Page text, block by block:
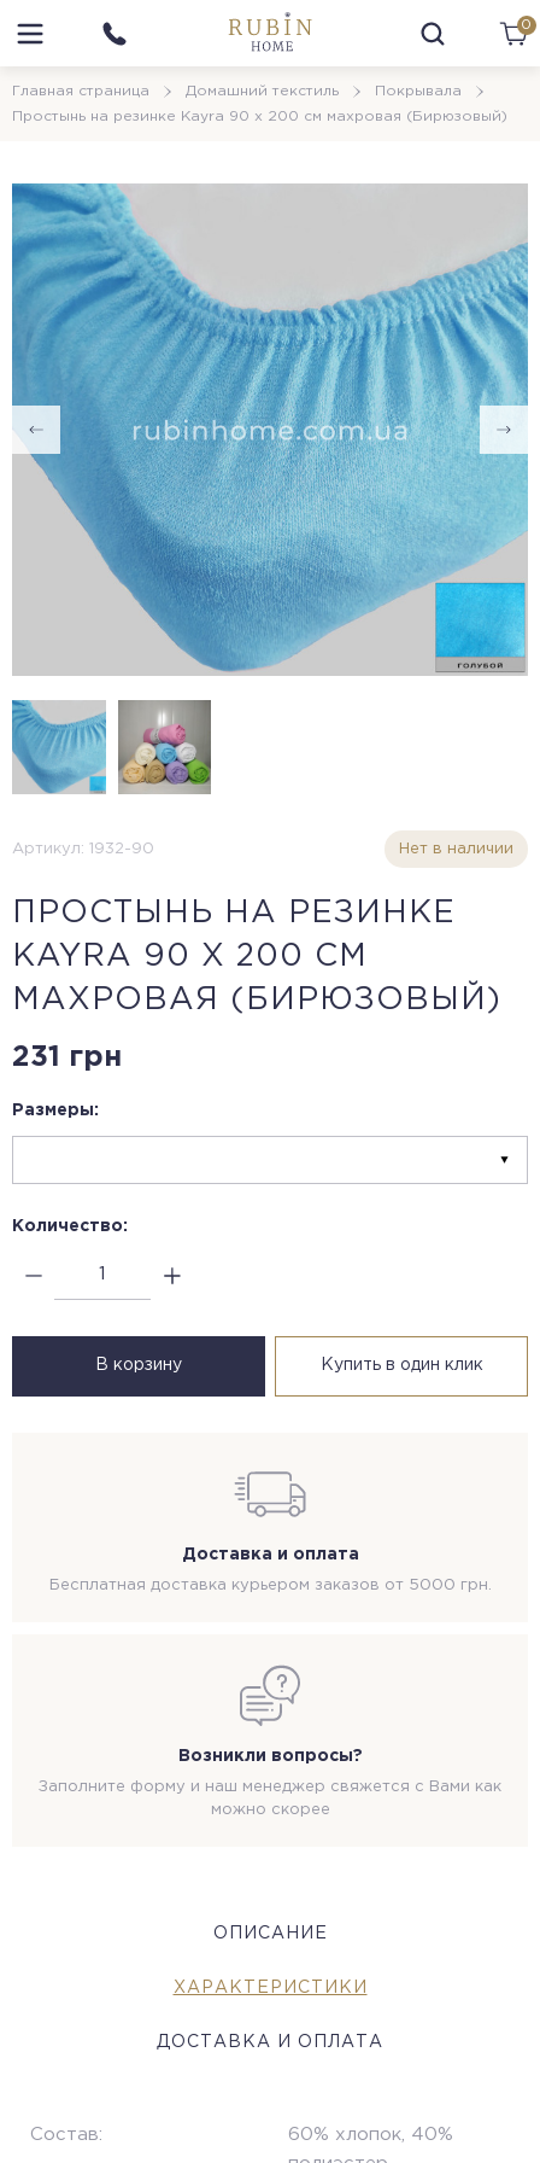
0
Главная страница Домашний текстиль
Покрывала
Простынь на резинке Kayra 90 x 200 см махровая (Бирюзовый)
Артикул: 1932-90 Нет в наличии
ПРОСТЫНЬ НА РЕЗИНКЕ
KAYRA 90 X 200 СМ
МАХРОВАЯ (БИРЮЗОВЫЙ)
231 грн
Размеры:
Количество:
В корзину Купить в один клик
Доставка и оплата
Бесплатная доставка курьером заказов от 5000 грн.
Возникли вопросы?
Заполните форму и наш менеджер свяжется с Вами как
можно скорее
ОПИСАНИЕ
ХАРАКТЕРИСТИКИ
ДОСТАВКА И ОПЛАТА
Состав:
60% хлопок, 40%